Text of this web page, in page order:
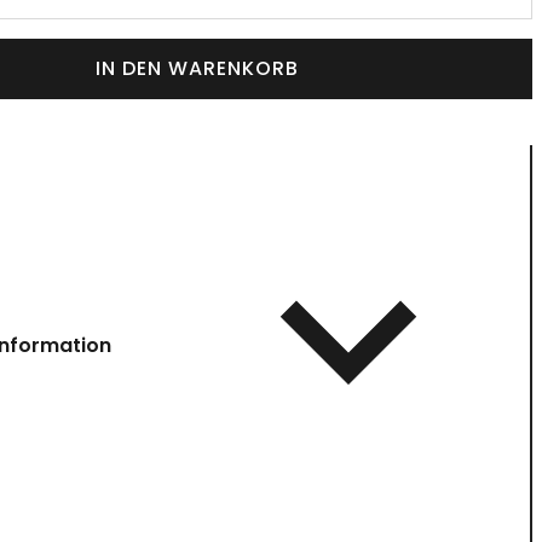
IN DEN WARENKORB